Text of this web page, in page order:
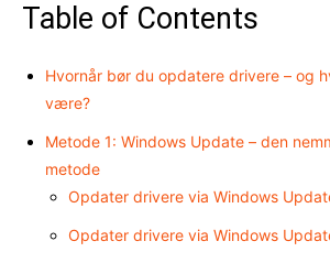
Table of Contents
Hvornår bør du opdatere drivere – og
være?
Metode 1: Windows Update – den
metode
Opdater drivere via Windows
Opdater drivere via Windows